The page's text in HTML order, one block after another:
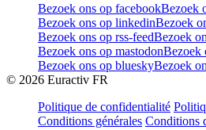
Bezoek ons op facebookBezoek
Bezoek ons op linkedinBezoek
Bezoek ons op rss-feedBezoek
Bezoek ons op mastodonBezoek
Bezoek ons op blueskyBezoek
© 2026 Euractiv FR
Politique de confidentialité
Conditions générales Conditions